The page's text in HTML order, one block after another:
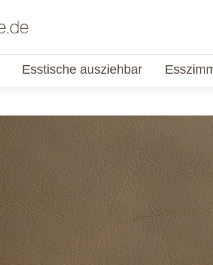
Esstische ausziehbar